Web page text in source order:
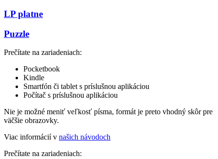
LP platne
Puzzle
Prečítate na zariadeniach:
Pocketbook
Kindle
Smartfón či tablet s príslušnou aplikáciou
Počítač s príslušnou aplikáciou
Nie je možné meniť veľkosť písma, formát je preto vhodný skôr pre
väčšie obrazovky.
Viac informácií v našich návodoch
Prečítate na zariadeniach: